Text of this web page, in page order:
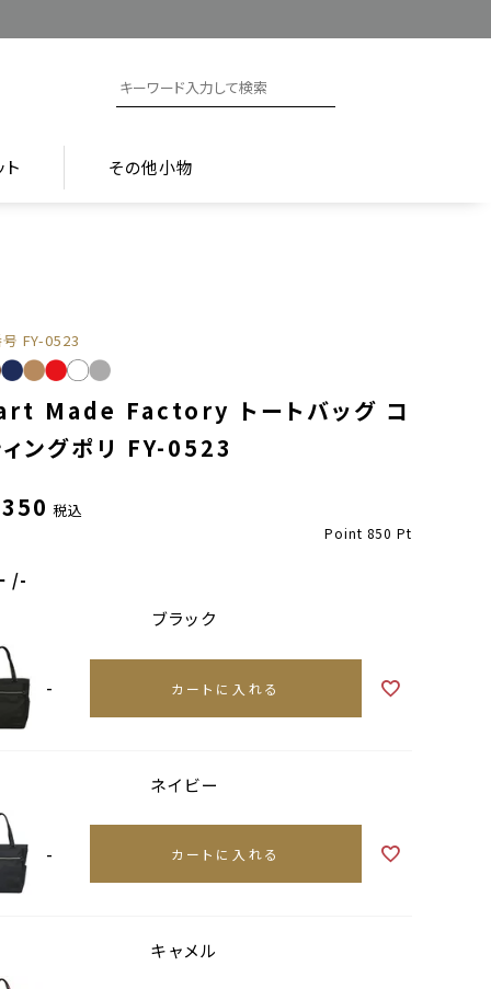
ト その他小物
ネイビー
FY-0523
Made Factory トートバッグ コ
ィングポリ FY-0523
税込
Point 850 Pt
-
ブラック
- カートに入れる
ネイビー
- カートに入れる
キャメル